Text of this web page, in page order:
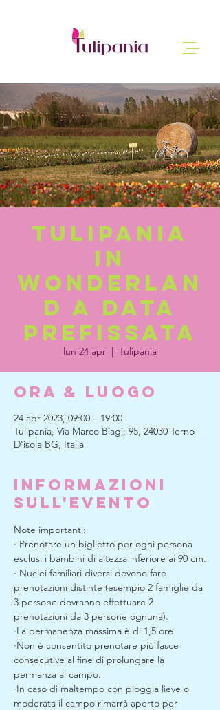
Tulipania
in
Wonderlan
d a data
prefissata
lun 24 apr
  |
Tulipania
Ora & Luogo
24 apr 2023, 09:00 – 19:00
Tulipania, Via Marco Biagi, 95, 24030 Terno
D'isola BG, Italia
Informazioni
sull'evento
Note importanti:
· Prenotare un biglietto per ogni persona
esclusi i bambini di altezza inferiore ai 90 cm.
· Nuclei familiari diversi devono fare
prenotazioni distinte (esempio 2 famiglie da
3 persone dovranno effettuare 2
prenotazioni da 3 persone ognuna).
·La permanenza massima è di 1,5 ore
·Non è consentito prenotare più fasce
consecutive al fine di prolungare la
permanza al campo.
·In caso di maltempo con pioggia lieve o
moderata il campo rimarrà aperto per